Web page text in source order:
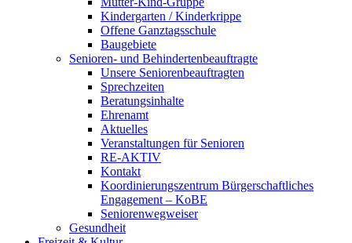
Kindergarten / Kinderkrippe
Offene Ganztagsschule
Baugebiete
Senioren- und Behindertenbeauftragte
Unsere Seniorenbeauftragten
Sprechzeiten
Beratungsinhalte
Ehrenamt
Aktuelles
Veranstaltungen für Senioren
RE-AKTIV
Kontakt
Koordinierungszentrum Bürgerschaftliches
Engagement – KoBE
Seniorenwegweiser
Gesundheit